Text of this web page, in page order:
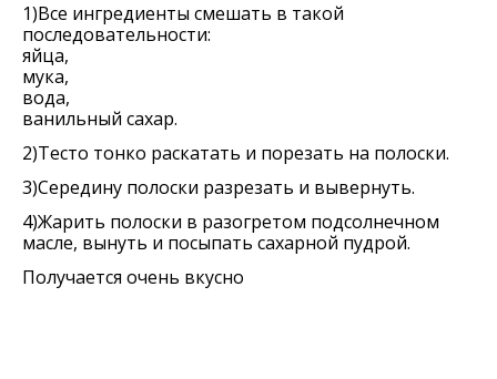
1)Все ингредиенты смешать в такой
последовательности:
яйца,
мука,
вода,
ванильный сахар.
2)Тесто тонко раскатать и порезать на полоски.
3)Середину полоски разрезать и вывернуть.
4)Жарить полоски в разогретом подсолнечном
масле, вынуть и посыпать сахарной пудрой.
Получается очень вкусно